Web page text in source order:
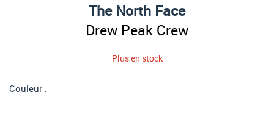
The North Face
Drew Peak Crew
Plus en stock
Couleur :